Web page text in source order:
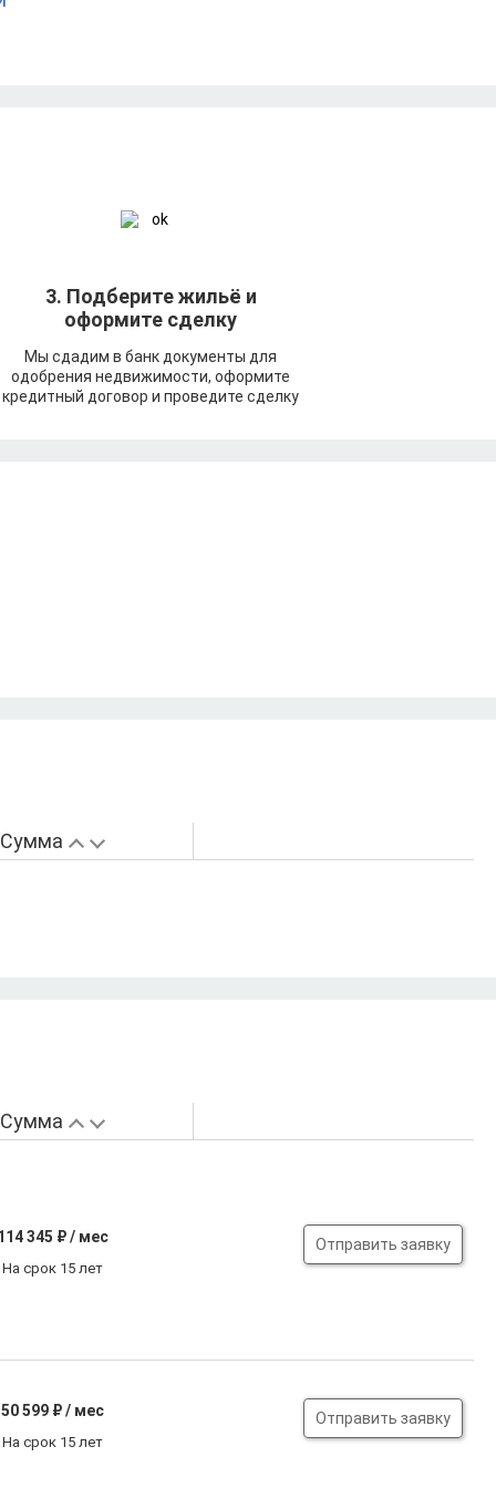
3. Подберите жильё и
оформите сделку
Мы сдадим в банк документы для
одобрения недвижимости, оформите
кредитный договор и проведите сделку
Сумма
Сумма
345 ₽ / мес
На срок 15 лет
Отправить заявку
50 599₽ / мес
На срок 15 лет
Отправить заявку